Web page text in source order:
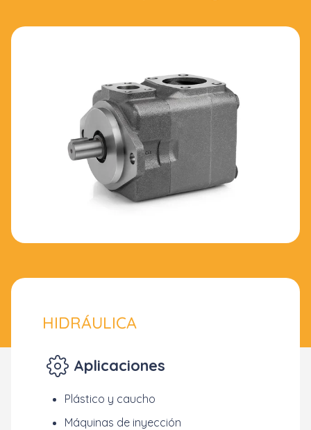
HIDRÁULICA
Aplicaciones
Plástico y caucho
Máquinas de inyección